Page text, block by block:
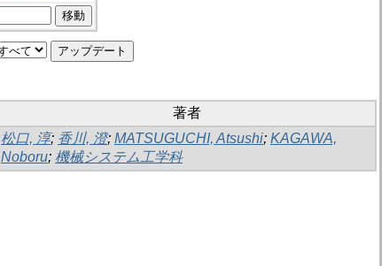
著者
松口, 淳; 香川, 澄; MATSUGUCHI, Atsushi; KAGAWA,
Noboru; 機械システム工学科